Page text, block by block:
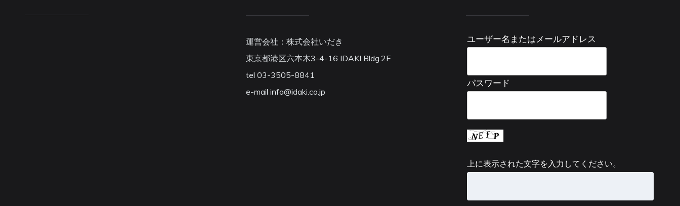
運営会社：株式会社いだき
東京都港区六本木3-4-16 IDAKI Bldg.2F
tel 03-3505-8841
e-mail info@idaki.co.jp
ユーザー名またはメールアドレス
パスワード
上に表示された文字を入力してください。